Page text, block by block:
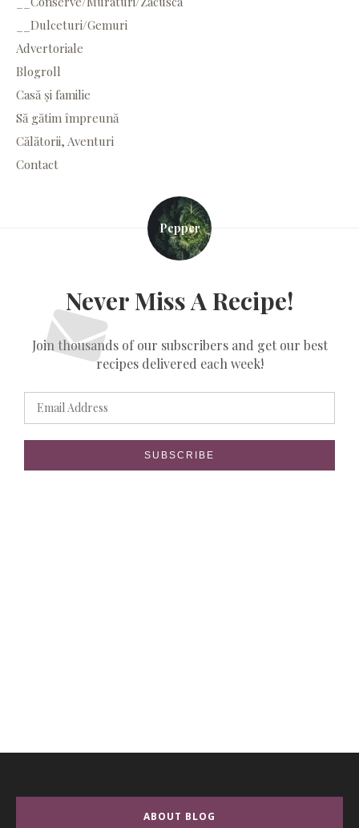
__Dulceturi/Gemuri
Advertoriale
Blogroll
Casă și familie
Să gătim împreună
Călătorii, Aventuri
Contact
Pepper
Never Miss A Recipe!
Join thousands of our subscribers and get our best
recipes delivered each week!
ABOUT BLOG